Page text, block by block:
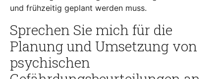
und frühzeitig geplant werden muss.
Sprechen Sie mich für die
Planung und Umsetzung von
psychischen